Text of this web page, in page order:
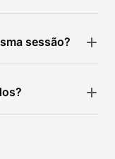
sessão?